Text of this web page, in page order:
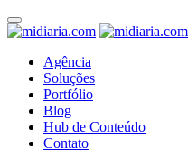
Agência
Soluções
Portfólio
Blog
Hub de Conteúdo
Contato